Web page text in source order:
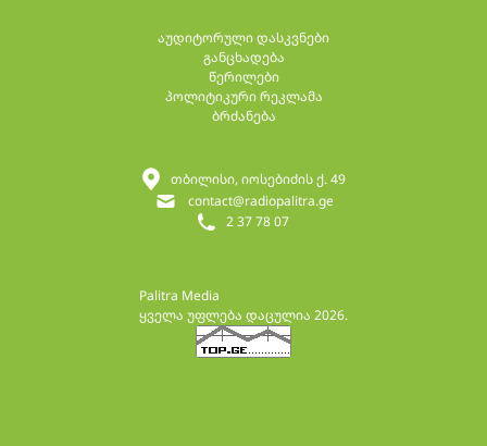
აუდიტორული დასკვნები
განცხადება
წერილები
პოლიტიკური რეკლამა
ბრძანება
Palitra Media
ყველა უფლება დაცულია 2026.
2 37 78 07
contact@radiopalitra.ge
თბილისი, იოსებიძის ქ. 49